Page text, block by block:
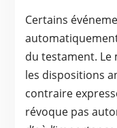
Certains
du testament.
les dispositions
contraire
révoque pas